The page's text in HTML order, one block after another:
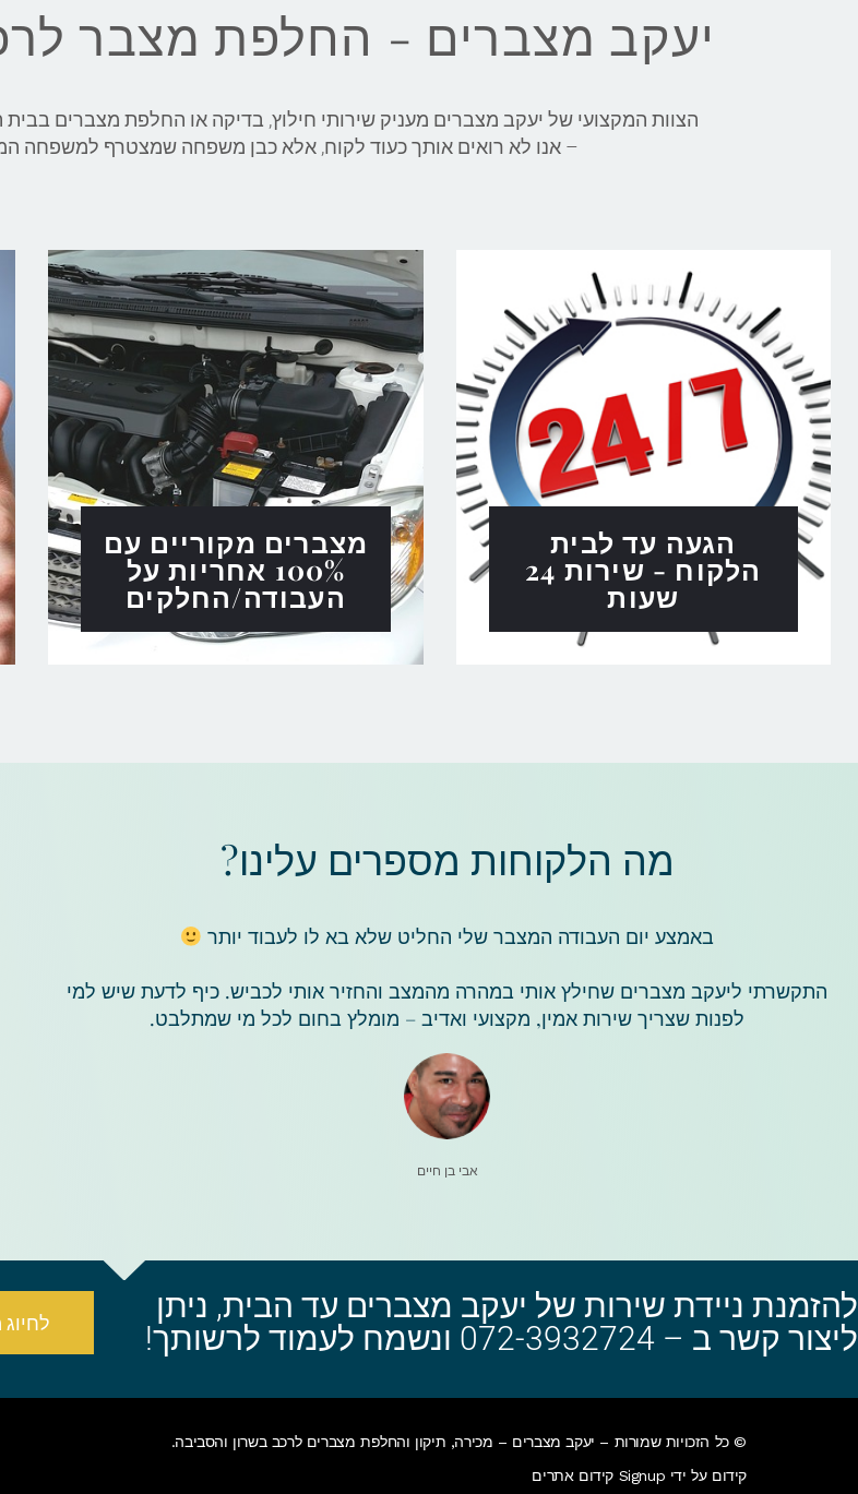
יעקב מצברים - החלפת מצבר
– אנו לא רואים אותך כעוד לקוח, אלא כבן משפחה שמצטרף למשפחה
הגעה עד לבית
הלקוח - שירות 24
שעות
מצברים מקוריים עם
100% אחריות על
העבודה/החלקים
מה הלקוחות מספרים עלינו?
באמצע יום העבודה המצבר שלי החליט שלא בא לו לעבוד יותר
התקשרתי ליעקב מצברים שחילץ אותי במהרה מהמצב והחזיר אותי לכביש. כיף לדעת שיש למי
לפנות שצריך שירות אמין, מקצועי ואדיב – מומלץ בחום לכל מי שמתלבט.
אבי בן חיים
להזמנת ניידת שירות של יעקב מצברים עד הבית, ניתן
ליצור קשר ב – 072-3932724 ונשמח לעמוד לרשותך!
© כל הזכויות שמורות – יעקב מצברים – מכירה, תיקון והחלפת מצברים לרכב בשרון והסביבה.
קידום על ידי Signup קידום אתרים